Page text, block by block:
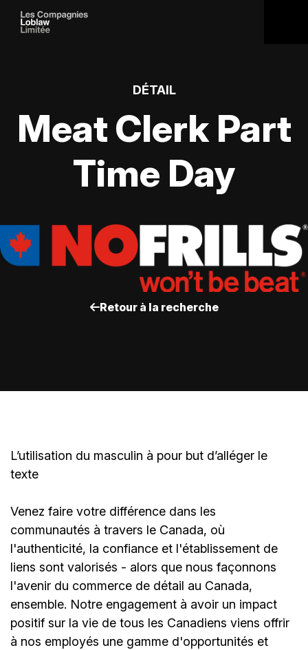
DÉTAIL
Meat Clerk Part
Time Day
Retour à la recherche
L’utilisation du masculin à pour but d’alléger le
texte
Venez faire votre différence dans les
communautés à travers le Canada, où
l'authenticité, la confiance et l'établissement de
liens sont valorisés - alors que nous façonnons
l'avenir du commerce de détail au Canada,
ensemble. Notre engagement à avoir un impact
positif sur la vie de tous les Canadiens viens offrir
à nos employés une gamme d'opportunités et